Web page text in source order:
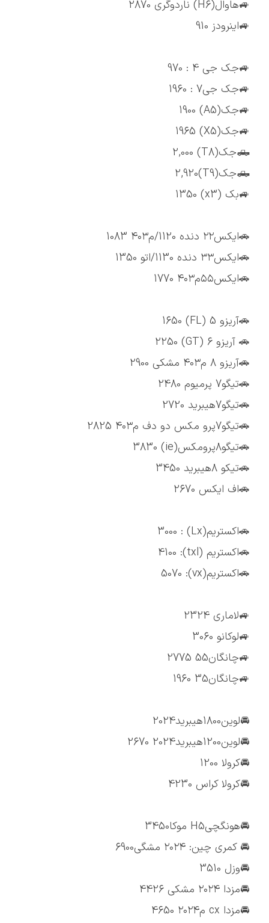
🚙هاوال(H6) ناردوگری 2870
🚙اینرودز 910
🚙جک جی 4 : 970
🚙جک جی7 : 1960
🚙جک(A5) 1900
🚙جک(X5) 1965
🛻جک(T8) 2,000
🛻جک(T9)2,920
🚙بک (x3) 1350
🚗ایکس۲۲ دنده 1120/م۴۰۳ 1083
🚗ایکس۳۳ دنده 1130/اتو 1350
🚗ایکس۵۵م۴۰۳ 1770
🚗آریزو 5 (FL) 1650
🚗 آریزو 6 (GT) 2250
🚗آریزو 8 م۴۰۳ مشکی 2900
🚗تیگو7 پرمیوم 2480
🚗تیگو7هیبرید 2720
🚗تیگو7پرو مکس دو دف م۴۰۳ 2825
🚗تیگو8پرومکس(ie) 3830
🚗تیکو 8هیبرید 3450
🚗اف ایکس 2670
🚗اکستریم(Lx) : 3000
🚗اکستریم (txl): 4100
🚗اکستریم(vx): 5070
🚙لاماری 2324
🚙لوکانو 3060
🚙چانگان55 2775
🚙چانگان35 1960
🚘لوین1800هیبرید2024
🚘لوین1200هیبرید2024 2670
🚘کرولا 1200
🚘کرولا کراس 4230
🚘هونگچیH5 موکا3450
🚘 کمری چین: ۲۰۲۴ مشگی6900
🚘وزل 3510
🚘مزدا ۲۰۲۴ مشکی 4426
🚘مزدا cx م۲۰۲۴ 4650